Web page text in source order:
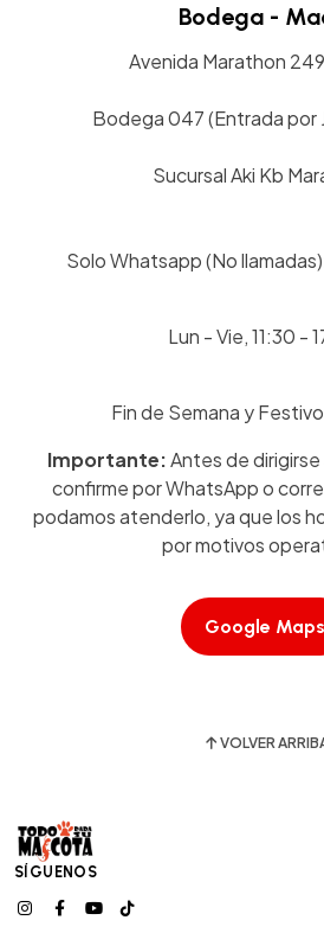
Bodega -
Avenida Marathon
Bodega 047 (Entrada por
Sucursal Aki Kb
Solo Whatsapp (No
Lun - Vie, 11:30 -
Fin de Semana y
Importante:Antes de
confirme por WhatsApp o
podamos atenderlo, ya que los
por motivos
Google Maps
VOLVER
SÍGUENOS